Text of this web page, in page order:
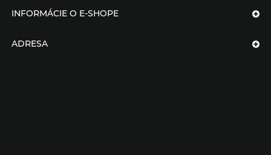
INFORMÁCIE O E-SHOPE
ADRESA